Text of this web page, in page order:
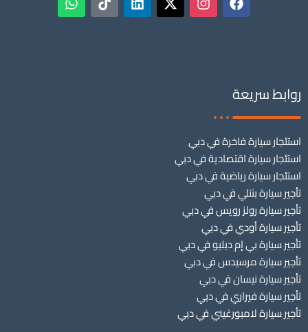
روابط سريعة
استئجار سيارة فاخرة في دبي
استئجار سيارة اقتصادية في دبي
استئجار سيارة رياضية في دبي
تأجير سيارة بنتلي في دبي
تأجير سيارة رولز رويس في دبي
تأجير سيارة أودي في دبي
تأجير سيارة بي إم دبليو في دبي
تأجير سيارة مرسيدس في دبي
تأجير سيارة نيسان في دبي
تأجير سيارة فيراري في دبي
تأجير سيارة لامبورغيني في دبي